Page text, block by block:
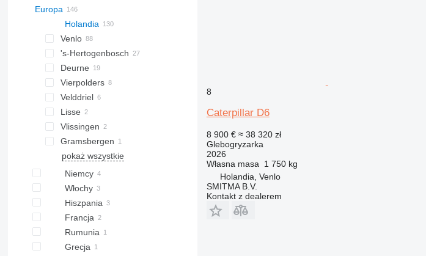
Mińsk Mazowiecki
Europa
Holandia
Venlo
's-Hertogenbosch
Deurne
Vierpolders
Velddriel
Lisse
Vlissingen
Gramsbergen
pokaż wszystkie
Niemcy
Włochy
Hiszpania
Francja
Rumunia
Grecja
8
Caterpillar D6
8 900 € ≈ 38 320 zł
Glebogryzarka
2026
Własna masa
1 750 kg
Holandia, Venlo
SMITMA B.V.
Kontakt z dealerem